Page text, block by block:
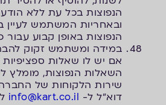
הנפוצות בכל עת ללא
ובאחריות המשתמש לעיין
הנפוצות באופן קבוע עבור
במידה ומשתמש זקוק
אם יש לו שאלות
השאלות הנפוצות, מומלץ
שירות הלקוחות של
דוא"ל ל- info@kart.co.il